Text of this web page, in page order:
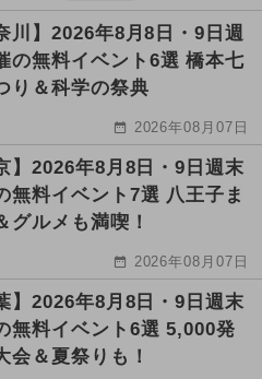
川】2026年8月8日・9日週
の無料イベント6選 橋本七
り＆科学の祭典
2026年08月07日
】2026年8月8日・9日週末
無料イベント7選 八王子ま
グルメも満喫！
2026年08月07日
】2026年8月8日・9日週末
無料イベント6選 5,000発
会＆夏祭りも！